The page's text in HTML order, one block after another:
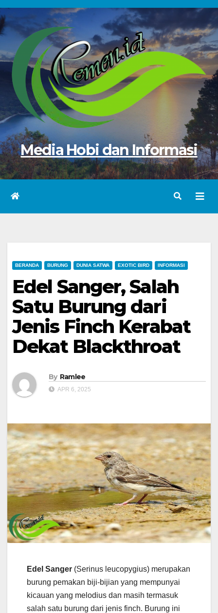
Skip
to
content
Media Hobi dan Informasi
BERANDA BURUNG DUNIA SATWA EXOTIC BIRD INFORMASI
Edel Sanger, Salah
Satu Burung dari
Jenis Finch Kerabat
Dekat Blackthroat
By Ramlee
APR 6, 2025
Edel Sanger (Serinus leucopygius) merupakan
burung pemakan biji-bijian yang mempunyai
kicauan yang melodius dan masih termasuk
salah satu burung dari jenis finch. Burung ini